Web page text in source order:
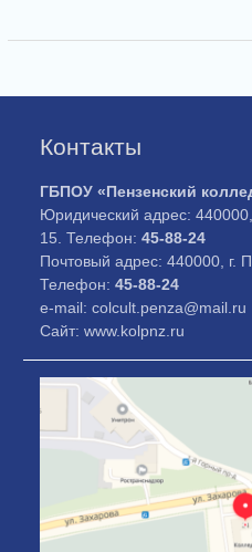
Контакты
ГБПОУ «Пензенский
Юридический адрес:
15. Телефон:45-88-24
Почтовый адрес: 440000, г.
Телефон:45-88-24
e-mail: colcult.penza@mail.ru
Сайт: www.kolpnz.ru